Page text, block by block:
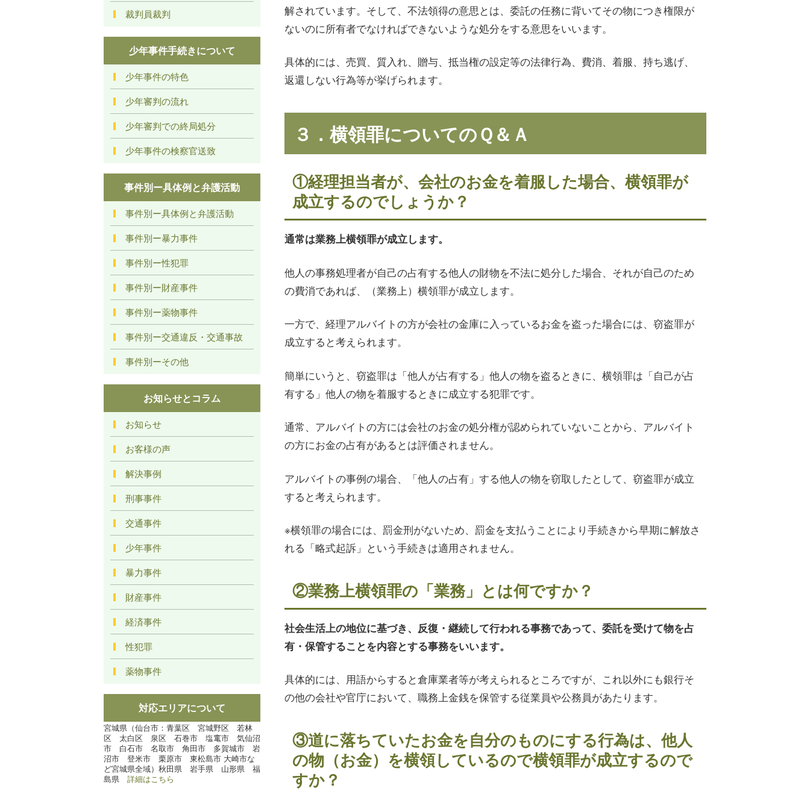
解されています。そして、不法領得の意思とは、委託の任務に背いてその物につき権限が
ないのに所有者でなければできないような処分をする意思をいいます。
具体的には、売買、質入れ、贈与、抵当権の設定等の法律行為、費消、着服、持ち逃げ、
返還しない行為等が挙げられます。
３．横領罪についてのＱ＆Ａ
①経理担当者が、会社のお金を着服した場合、横領罪が
成立するのでしょうか？
通常は業務上横領罪が成立します。
他人の事務処理者が自己の占有する他人の財物を不法に処分した場合、それが自己のため
の費消であれば、（業務上）横領罪が成立します。
一方で、経理アルバイトの方が会社の金庫に入っているお金を盗った場合には、窃盗罪が
成立すると考えられます。
簡単にいうと、窃盗罪は「他人が占有する」他人の物を盗るときに、横領罪は「自己が占
有する」他人の物を着服するときに成立する犯罪です。
通常、アルバイトの方には会社のお金の処分権が認められていないことから、アルバイト
の方にお金の占有があるとは評価されません。
アルバイトの事例の場合、「他人の占有」する他人の物を窃取したとして、窃盗罪が成立
すると考えられます。
※横領罪の場合には、罰金刑がないため、罰金を支払うことにより手続きから早期に解放さ
れる「略式起訴」という手続きは適用されません。
②業務上横領罪の「業務」とは何ですか？
社会生活上の地位に基づき、反復・継続して行われる事務であって、委託を受けて物を占
有・保管することを内容とする事務をいいます。
具体的には、用語からすると倉庫業者等が考えられるところですが、これ以外にも銀行そ
の他の会社や官庁において、職務上金銭を保管する従業員や公務員があたります。
③道に落ちていたお金を自分のものにする行為は、他人
の物（お金）を横領しているので横領罪が成立するので
すか？
裁判員裁判
少年事件手続きについて
少年事件の特色
少年審判の流れ
少年審判での終局処分
少年事件の検察官送致
事件別ー具体例と弁護活動
事件別ー具体例と弁護活動
事件別ー暴力事件
事件別ー性犯罪
事件別ー財産事件
事件別ー薬物事件
事件別ー交通違反・交通事故
事件別ーその他
お知らせとコラム
お知らせ
お客様の声
解決事例
刑事事件
交通事件
少年事件
暴力事件
財産事件
経済事件
性犯罪
薬物事件
対応エリアについて
宮城県（仙台市：青葉区 宮城野区 若林
区 太白区 泉区 石巻市 塩竃市 気仙沼
市 白石市 名取市 角田市 多賀城市 岩
沼市 登米市 栗原市 東松島市 大崎市な
ど宮城県全域）秋田県 岩手県 山形県 福
島県 詳細はこちら